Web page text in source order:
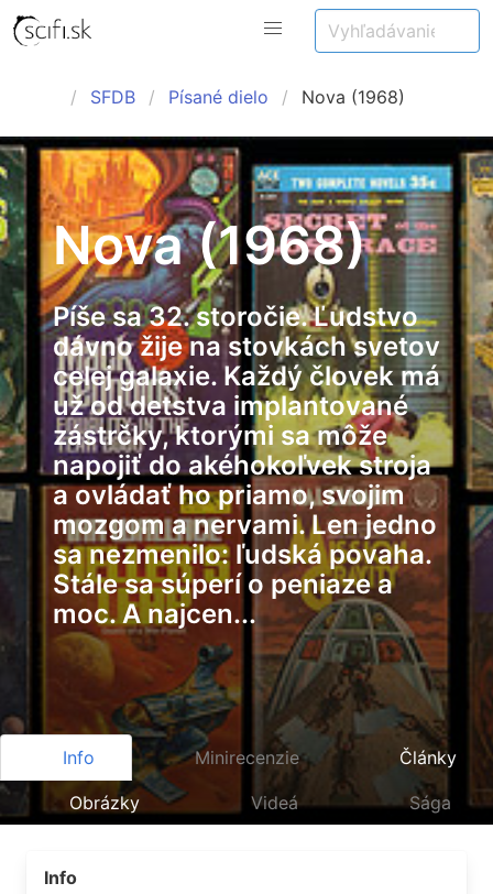
SFDB Písané dielo Nova (1968)
Nova (1968)
Píše sa 32. storočie. Ľudstvo
dávno žije na stovkách svetov
celej galaxie. Každý človek má
už od detstva implantované
zástrčky, ktorými sa môže
napojiť do akéhokoľvek stroja
a ovládať ho priamo, svojim
mozgom a nervami. Len jedno
sa nezmenilo: ľudská povaha.
Stále sa súperí o peniaze a
moc. A najcen...
Info Minirecenzie Články
Obrázky Videá Sága
Info